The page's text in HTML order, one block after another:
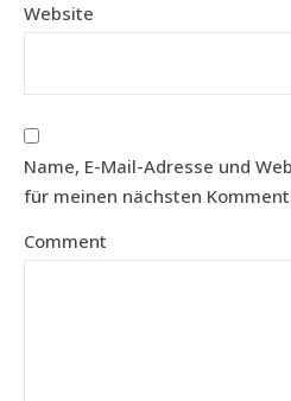
Website
Name, E-Mail-Adresse und
für meinen nächsten
Comment